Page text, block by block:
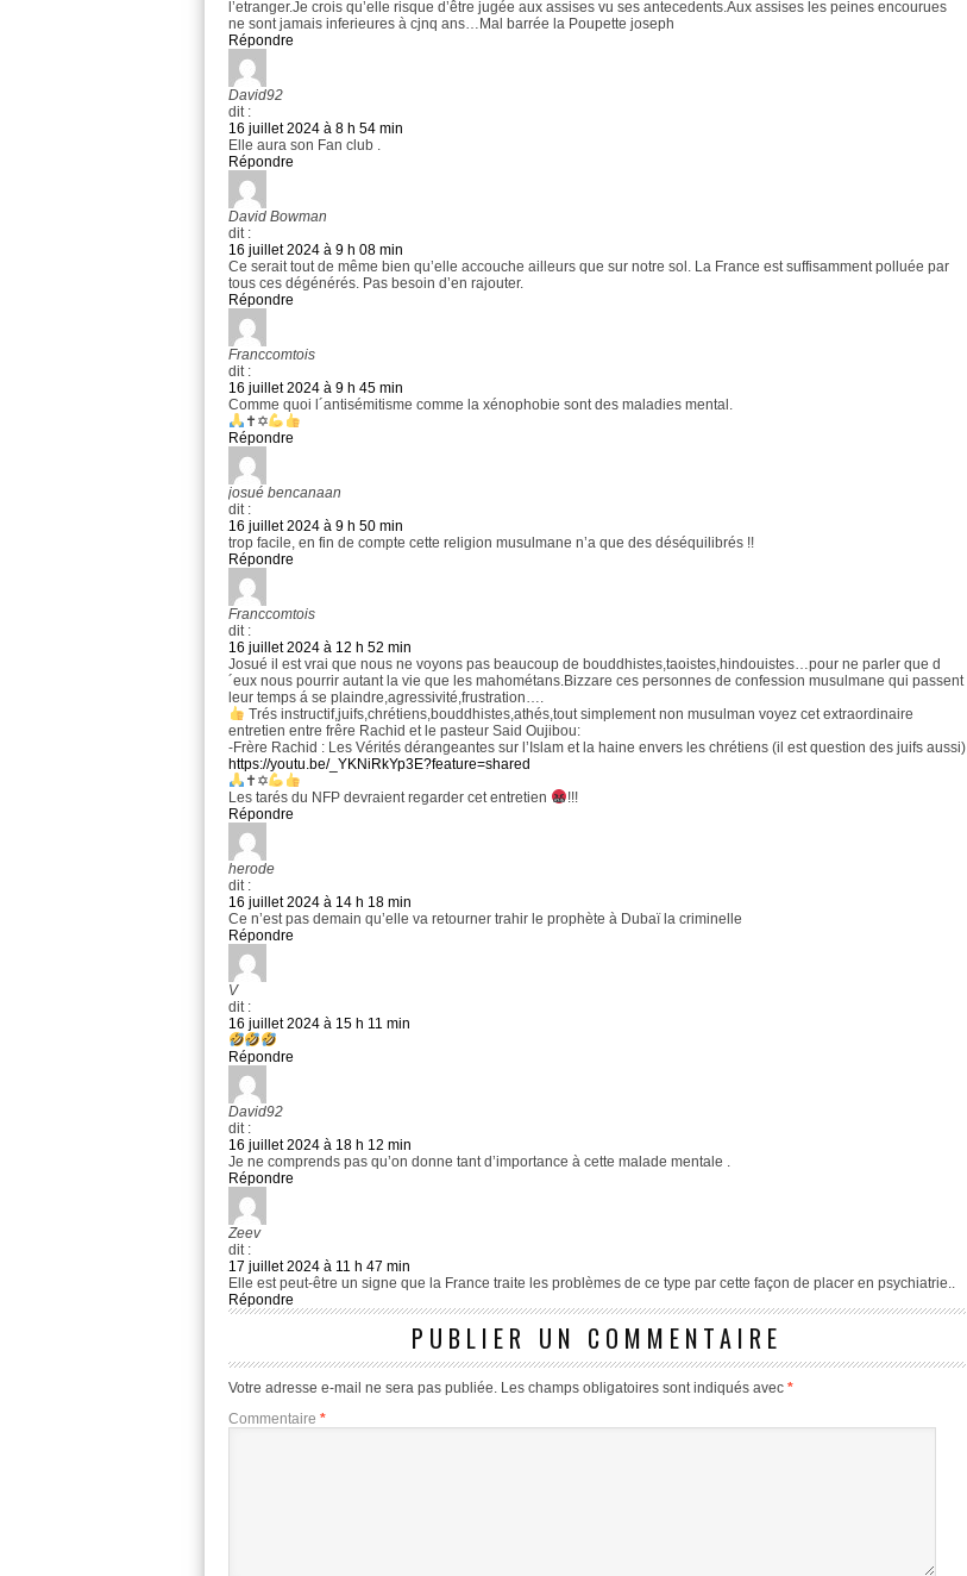
l’etranger.Je crois qu’elle risque d’être jugée aux assises vu ses antecedents.Aux assises les peines encourues
ne sont jamais inferieures à cjnq ans…Mal barrée la Poupette joseph
Répondre
David92
dit :
16 juillet 2024 à 8 h 54 min
Elle aura son Fan club .
Répondre
David Bowman
dit :
16 juillet 2024 à 9 h 08 min
Ce serait tout de même bien qu’elle accouche ailleurs que sur notre sol. La France est suffisamment polluée par
tous ces dégénérés. Pas besoin d’en rajouter.
Répondre
Franccomtois
dit :
16 juillet 2024 à 9 h 45 min
Comme quoi l´antisémitisme comme la xénophobie sont des maladies mental.
✝✡
Répondre
josué bencanaan
dit :
16 juillet 2024 à 9 h 50 min
trop facile, en fin de compte cette religion musulmane n’a que des déséquilibrés !!
Répondre
Franccomtois
dit :
16 juillet 2024 à 12 h 52 min
Josué il est vrai que nous ne voyons pas beaucoup de bouddhistes,taoistes,hindouistes…pour ne parler que d
´eux nous pourrir autant la vie que les mahométans.Bizzare ces personnes de confession musulmane qui passent
leur temps á se plaindre,agressivité,frustration….
Trés instructif,juifs,chrétiens,bouddhistes,athés,tout simplement non musulman voyez cet extraordinaire
entretien entre frêre Rachid et le pasteur Said Oujibou:
-Frère Rachid : Les Vérités dérangeantes sur l’Islam et la haine envers les chrétiens (il est question des juifs aussi)
https://youtu.be/_YKNiRkYp3E?feature=shared
✝✡
Les tarés du NFP devraient regarder cet entretien
!!!
Répondre
herode
dit :
16 juillet 2024 à 14 h 18 min
Ce n’est pas demain qu’elle va retourner trahir le prophète à Dubaï la criminelle
Répondre
V
dit :
16 juillet 2024 à 15 h 11 min
Répondre
David92
dit :
16 juillet 2024 à 18 h 12 min
Je ne comprends pas qu’on donne tant d’importance à cette malade mentale .
Répondre
Zeev
dit :
17 juillet 2024 à 11 h 47 min
Elle est peut-être un signe que la France traite les problèmes de ce type par cette façon de placer en psychiatrie..
Répondre
PUBLIER UN COMMENTAIRE
Votre adresse e-mail ne sera pas publiée. Les champs obligatoires sont indiqués avec *
Commentaire *